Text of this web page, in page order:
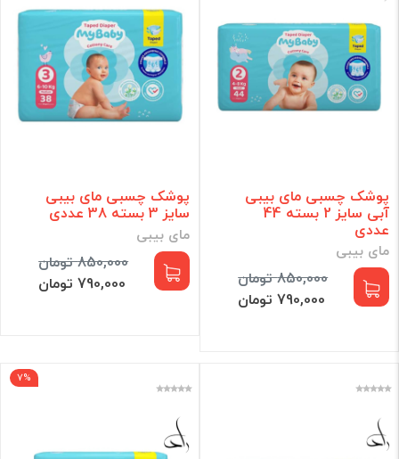
پوشک چسبی مای بیبی
آبی سایز 2 بسته 44
عددی
مای بیبی
850,000 تومان
790,000 تومان
پوشک چسبی مای بیبی
سایز 3 بسته 38 عددی
مای بیبی
850,000 تومان
790,000 تومان
7%